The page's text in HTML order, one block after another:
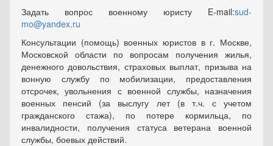
Задать вопрос военному юристу E-mail:sud-
mo@yandex.ru
Консультации (помощь) военных юристов в г. Москве,
Московской области по вопросам получения жилья,
денежного довольствия, страховых выплат, призыва на
вонную службу по мобилизации, предоставления
отсрочек, увольнения с военной службы, назначения
военных пенсий (за выслугу лет (в т.ч. с учетом
гражданского стажа), по потере кормильца, по
инвалидности, получения статуса ветерана военной
службы, боевых действий.